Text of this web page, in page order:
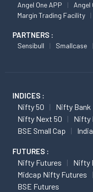
Angel One APP Angel
Margin Trading Facility
PARTNERS :
Sensibull Smallcase
INDICES :
Nifty 50 Nifty Bank
Nifty Next 50
Nifty
BSE Small Cap
FUTURES :
Nifty Futures
Nifty
Midcap Nifty Futures
BSE Futures